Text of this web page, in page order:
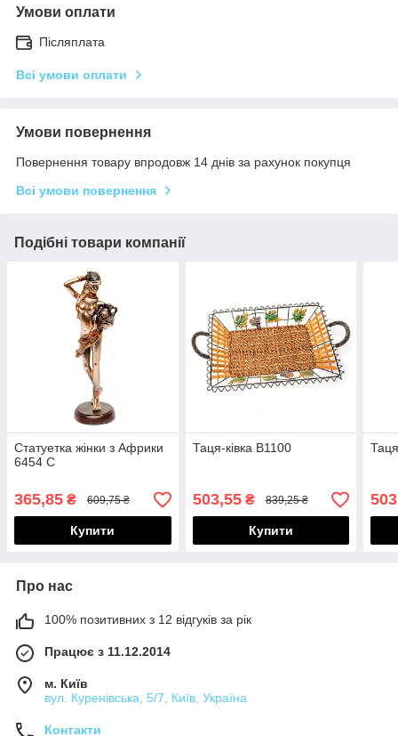
Умови оплати
Післяплата
Всі умови оплати
Умови повернення
Повернення товару впродовж 14 днів за рахунок покупця
Всі умови повернення
Подібні товари компанії
Статуетка жінки з Африки
6454 C
365,85 ₴ 609,75 ₴
Купити
Таця-ківка B1100
503,55₴ 839,25 ₴
Купити
Про нас
100% позитивних з 12 відгуків за рік
Працює з 11.12.2014
м. Київ
вул. Куренівська, 5/7, Київ, Україна
Контакти